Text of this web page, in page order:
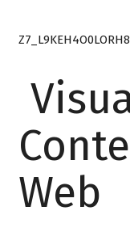
Web